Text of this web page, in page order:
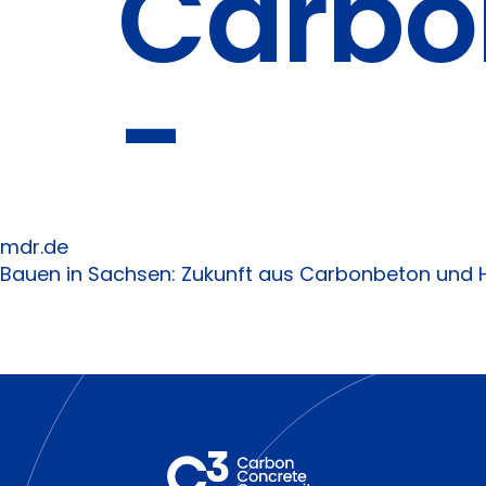
-
mdr.de
Bauen in Sachsen: Zukunft aus Carbonbeton und